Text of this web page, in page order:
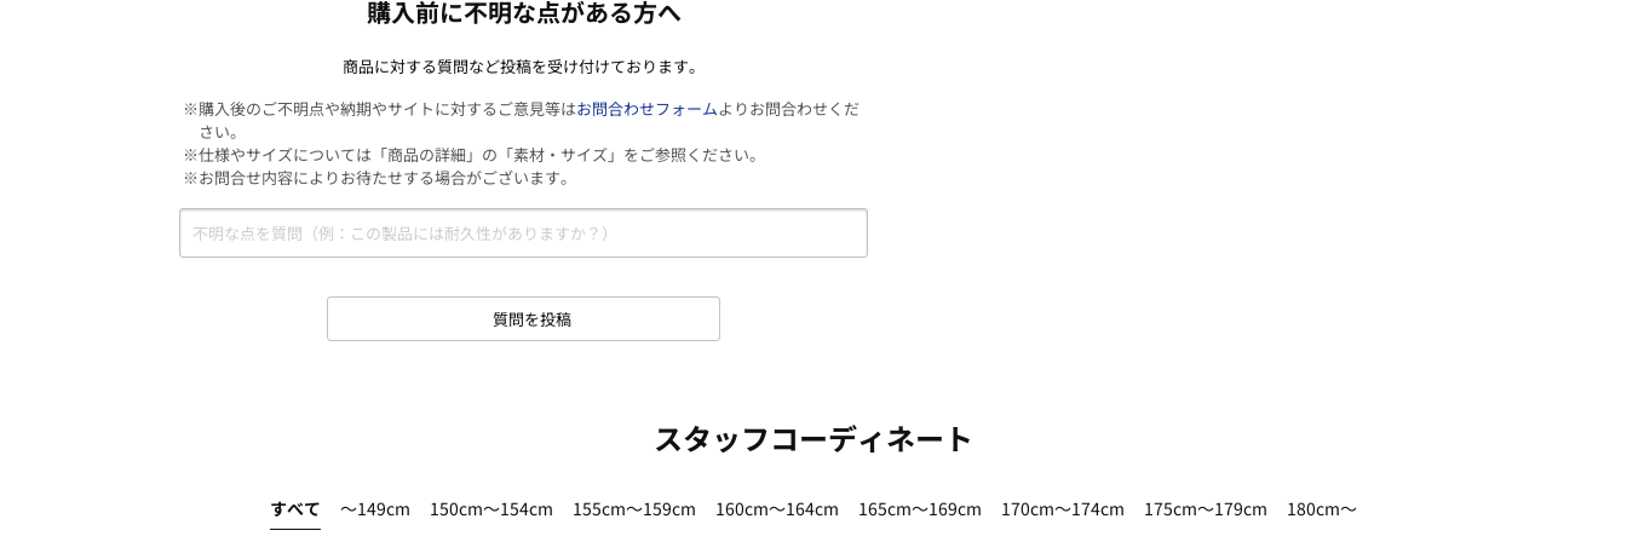
購入前に不明な点がある方へ
商品に対する質問など投稿を受け付けております。
※購入後のご不明点や納期やサイトに対するご意見等はお問合わせフォームよりお問合わせくだ
さい。
※仕様やサイズについては「商品の詳細」の「素材・サイズ」をご参照ください。
※お問合せ内容によりお待たせする場合がございます。
質問を投稿
スタッフコーディネート
すべて ～149cm 150cm～154cm 155cm～159cm 160cm～164cm 165cm～169cm 170cm～174cm 175cm～179cm 180cm～